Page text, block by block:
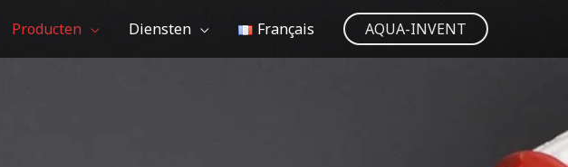
Producten Diensten Français AQUA-INVENT